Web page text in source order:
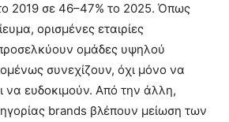
2019 σε 46–47% το 2025. Όπως
ορισμένες εταιρίες
ομάδες υψηλού
συνεχίζουν, όχι μόνο να
να ευδοκιμούν. Από την άλλη,
brands βλέπουν μείωση των